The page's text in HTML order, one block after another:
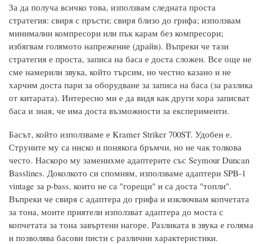
За да получа всичко това, използвам следната проста
стратегия: свиря с пръсти; свиря близо до грифа; използвам
минимални компресори или пък карам без компресори;
избягвам голямото напрежение (драйв). Въпреки че тази
стратегия е проста, записа на баса е доста сложен. Все още не
сме намерили звука, който търсим, но честно казано и не
харчим доста пари за оборудване за записа на баса (за разлика
от китарата). Интересно ми е да видя как други хора записват
баса и зная, че има доста възможности за експерименти.
Басът, който използваме е Kramer Striker 700ST. Удобен е.
Струните му са ниско и понякога бръмчи, но не чак толкова
често. Наскоро му заменихме адаптерите със Seymour Duncan
Basslines. Доколкото си спомням, използваме адаптери SPB-1
vintage за p-bass, които не са "горещи" и са доста "топли".
Въпреки че свиря с адаптера до грифа и изключвам копчетата
за тона, моите приятели използват адаптера до моста с
копчетата за тона завъртени нагоре. Разликата в звука е голяма
и позволява басови писти с различни характеристики.